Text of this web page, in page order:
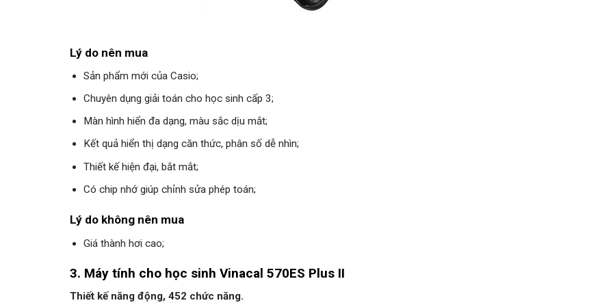
Lý do nên mua
Sản phẩm mới của Casio;
Chuyên dụng giải toán cho học sinh cấp 3;
Màn hình hiển đa dạng, màu sắc dịu mắt;
Kết quả hiển thị dạng căn thức, phân số dễ nhìn;
Thiết kế hiện đại, bắt mắt;
Có chip nhớ giúp chỉnh sửa phép toán;
Lý do không nên mua
Giá thành hơi cao;
3. Máy tính cho học sinh Vinacal 570ES Plus II
Thiết kế năng động, 452 chức năng.